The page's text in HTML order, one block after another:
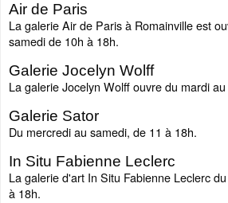
Air de Paris
La galerie Air de Paris à Romainville est
samedi de 10h à 18h.
Galerie Jocelyn Wolff
La galerie Jocelyn Wolff ouvre du mardi
Galerie Sator
Du mercredi au samedi, de 11 à 18h.
In Situ Fabienne Leclerc
La galerie d'art In Situ Fabienne Leclerc
à 18h.